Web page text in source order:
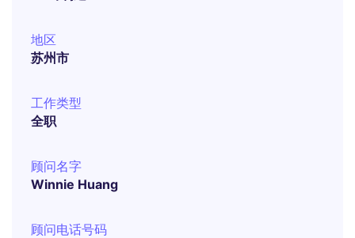
地区
苏州市
工作类型
全职
顾问名字
Winnie Huang
顾问电话号码